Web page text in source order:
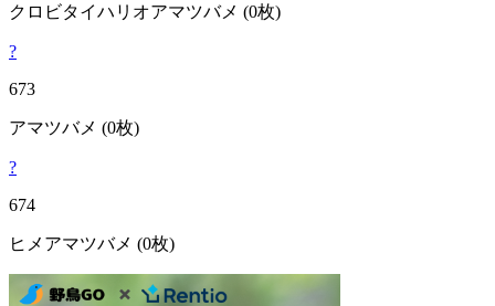
クロビタイハリオアマツバメ (0枚)
?
673
アマツバメ (0枚)
?
674
ヒメアマツバメ (0枚)